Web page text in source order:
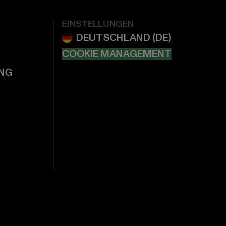
EINSTELLUNGEN
COOKIE MANAGEMENT